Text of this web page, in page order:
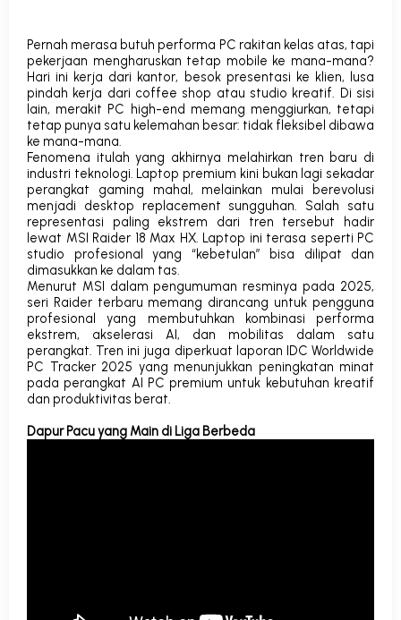
Pernah merasa butuh performa PC rakitan kelas atas, tapi
pekerjaan mengharuskan tetap mobile ke mana-mana?
Hari ini kerja dari kantor, besok presentasi ke klien, lusa
pindah kerja dari coffee shop atau studio kreatif. Di sisi
lain, merakit PC high-end memang menggiurkan, tetapi
tetap punya satu kelemahan besar: tidak fleksibel dibawa
ke mana-mana.
Fenomena itulah yang akhirnya melahirkan tren baru di
industri teknologi. Laptop premium kini bukan lagi sekadar
perangkat gaming mahal, melainkan mulai berevolusi
menjadi desktop replacement sungguhan. Salah satu
representasi paling ekstrem dari tren tersebut hadir
lewat MSI Raider 18 Max HX. Laptop ini terasa seperti PC
studio profesional yang “kebetulan” bisa dilipat dan
dimasukkan ke dalam tas.
Menurut MSI dalam pengumuman resminya pada 2025,
seri Raider terbaru memang dirancang untuk pengguna
profesional yang membutuhkan kombinasi performa
ekstrem, akselerasi AI, dan mobilitas dalam satu
perangkat. Tren ini juga diperkuat laporan IDC Worldwide
PC Tracker 2025 yang menunjukkan peningkatan minat
pada perangkat AI PC premium untuk kebutuhan kreatif
dan produktivitas berat.
Dapur Pacu yang Main di Liga Berbeda